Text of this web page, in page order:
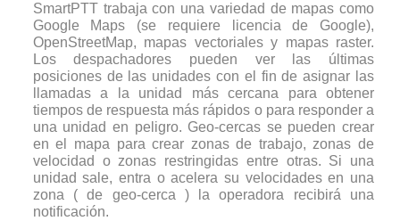
SmartPTT trabaja con una variedad de mapas como
Google Maps (se requiere licencia de Google),
OpenStreetMap, mapas vectoriales y mapas raster.
Los despachadores pueden ver las últimas
posiciones de las unidades con el fin de asignar las
llamadas a la unidad más cercana para obtener
tiempos de respuesta más rápidos o para responder a
una unidad en peligro. Geo-cercas se pueden crear
en el mapa para crear zonas de trabajo, zonas de
velocidad o zonas restringidas entre otras. Si una
unidad sale, entra o acelera su velocidades en una
zona ( de geo-cerca ) la operadora recibirá una
notificación.